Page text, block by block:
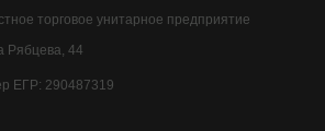
торговое унитарное предприятие
Рябцева, 44
ЕГР: 290487319